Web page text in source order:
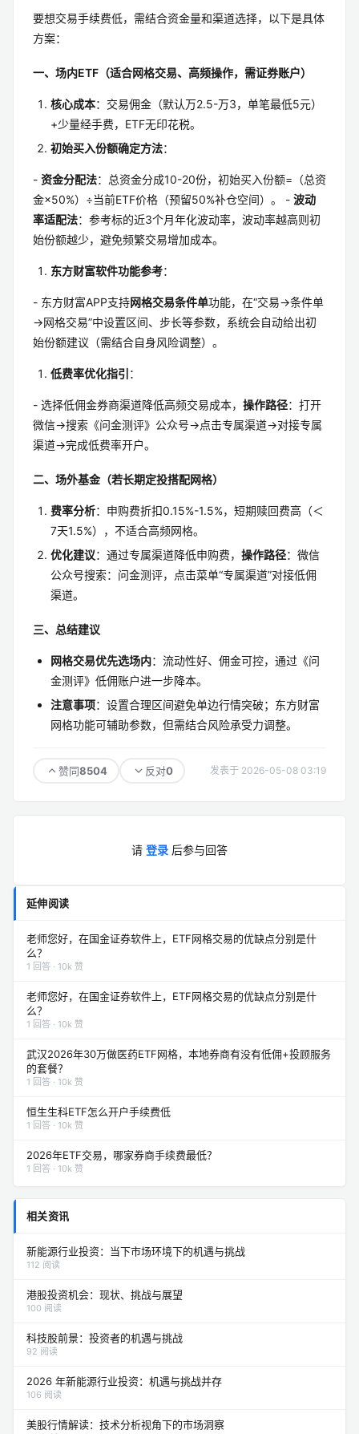
要想交易手续费低，需结合资金量和渠道选择，以下是具体
方案：
一、场内ETF（适合网格交易、高频操作，需证券账户）
核心成本：交易佣金（默认万2.5-万3，单笔最低5元）
+少量经手费，ETF无印花税。
初始买入份额确定方法：
- 资金分配法：总资金分成10-20份，初始买入份额=（总资
金×50%）÷当前ETF价格（预留50%补仓空间）。 - 波动
率适配法：参考标的近3个月年化波动率，波动率越高则初
始份额越少，避免频繁交易增加成本。
东方财富软件功能参考：
- 东方财富APP支持网格交易条件单功能，在“交易→条件单
→网格交易”中设置区间、步长等参数，系统会自动给出初
始份额建议（需结合自身风险调整）。
低费率优化指引 ：
- 选择低佣金券商渠道降低高频交易成本， 操作路径：打开
微信→搜索《问金测评》公众号→点击专属渠道→对接专属
渠道→完成低费率开户。
二、场外基金（若长期定投搭配网格）
费率分析：申购费折扣0.15%-1.5%，短期赎回费高（＜
7天1.5%），不适合高频网格。
优化建议：通过专属渠道降低申购费， 操作路径：微信
公众号搜索：问金测评，点击菜单“专属渠道”对接低佣
渠道。
三、总结建议
网格交易优先选场内：流动性好、佣金可控，通过《问
金测评》低佣账户进一步降本。
注意事项：设置合理区间避免单边行情突破；东方财富
网格功能可辅助参数，但需结合风险承受力调整。
赞同8504 反对0 发表于 2026-05-08 03:19
请 登录 后参与回答
延伸阅读
老师您好，在国金证券软件上，ETF网格交易的优缺点分别是什
么？
1 回答 · 10k 赞
老师您好，在国金证券软件上，ETF网格交易的优缺点分别是什
么？
1 回答 · 10k 赞
武汉2026年30万做医药ETF网格，本地券商有没有低佣+投顾服务
的套餐？
1 回答 · 10k 赞
恒生生科ETF怎么开户手续费低
1 回答 · 10k 赞
2026年ETF交易，哪家券商手续费最低？
1 回答 · 10k 赞
相关资讯
新能源行业投资：当下市场环境下的机遇与挑战
112 阅读
港股投资机会：现状、挑战与展望
100 阅读
科技股前景：投资者的机遇与挑战
92 阅读
2026 年新能源行业投资：机遇与挑战并存
106 阅读
美股行情解读：技术分析视角下的市场洞察